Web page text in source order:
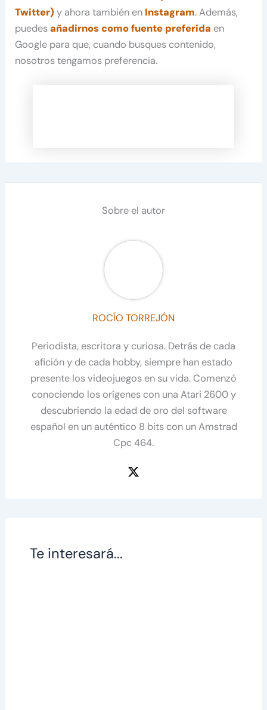
Twitter) y ahora también en Instagram. Además,
puedesañadirnos como fuente preferida en
Google para que, cuando busques contenido,
nosotros tengamos preferencia.
Sobre el autor
ROCÍO TORREJÓN
Periodista, escritora y curiosa. Detrás de cada
afición y de cada hobby, siempre han estado
presente los videojuegos en su vida. Comenzó
conociendo los orígenes con una Atari 2600 y
descubriendo la edad de oro del software
español en un auténtico 8 bits con un Amstrad
Cpc 464.
Te interesará...